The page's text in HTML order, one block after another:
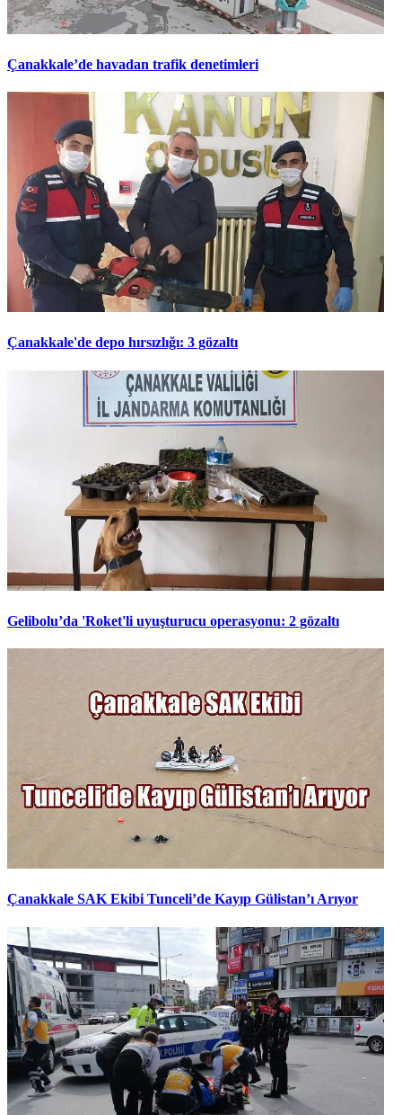
Çanakkale’de havadan trafik denetimleri
Çanakkale'de depo hırsızlığı: 3 gözaltı
Gelibolu’da 'Roket'li uyuşturucu operasyonu: 2 gözaltı
Çanakkale SAK Ekibi Tunceli’de Kayıp Gülistan’ı Arıyor